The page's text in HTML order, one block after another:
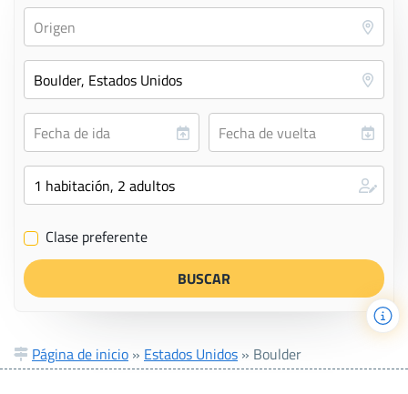
✔ Clase preferente
Página de inicio » Estados Unidos » Boulder